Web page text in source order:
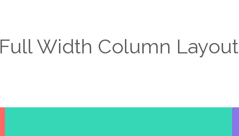
Full Width Column Layout